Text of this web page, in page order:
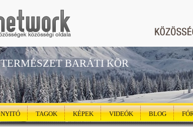
TERMÉSZET BARÁTI KÖR
NYITÓ TAGOK KÉPEK VIDEÓK BLOG